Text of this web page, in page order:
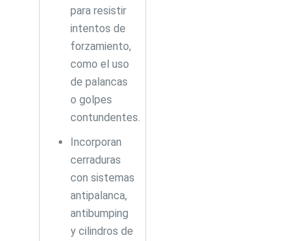
para resistir
intentos de
forzamiento,
como el uso
de palancas
o golpes
contundentes.
Incorporan
cerraduras
con sistemas
antipalanca,
antibumping
y cilindros de